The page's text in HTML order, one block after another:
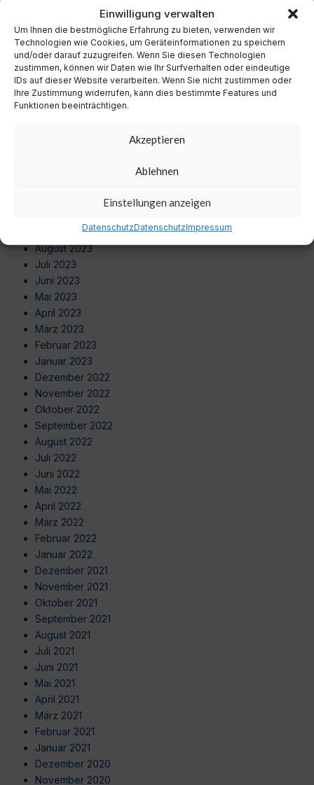
Einwilligung verwalten
Um Ihnen die bestmögliche Erfahrung zu bieten, verwenden wir
Technologien wie Cookies, um Geräteinformationen zu speichern
und/oder darauf zuzugreifen. Wenn Sie diesen Technologien
zustimmen, können wir Daten wie Ihr Surfverhalten oder eindeutige
IDs auf dieser Website verarbeiten. Wenn Sie nicht zustimmen oder
Ihre Zustimmung widerrufen, kann dies bestimmte Features und
Funktionen beeinträchtigen.
Akzeptieren
Ablehnen
Einstellungen anzeigen
DatenschutzDatenschutzImpressum
September 2024
August 2024
Juli 2024
Juni 2024
Mai 2024
November 2023
September 2023
August 2023
Juli 2023
Juni 2023
Mai 2023
April 2023
März 2023
Februar 2023
Januar 2023
Dezember 2022
November 2022
Oktober 2022
September 2022
August 2022
Juli 2022
Juni 2022
Mai 2022
April 2022
März 2022
Februar 2022
Januar 2022
Dezember 2021
November 2021
Oktober 2021
September 2021
August 2021
Juli 2021
Juni 2021
Mai 2021
April 2021
März 2021
Februar 2021
Januar 2021
Dezember 2020
November 2020